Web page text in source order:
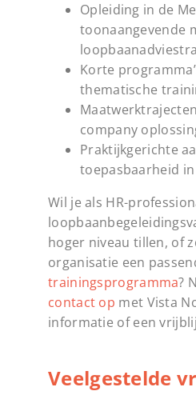
Opleiding in de
toonaangevende
Korte
thematische
company
Praktijkgerichte
toepasbaarheid
Wil je als HR-
hoger niveau tillen, of
organisatie een
trainingsprogramma?
contact op met Vista
informatie of een
Veelgestelde